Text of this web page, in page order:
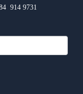
914 9731